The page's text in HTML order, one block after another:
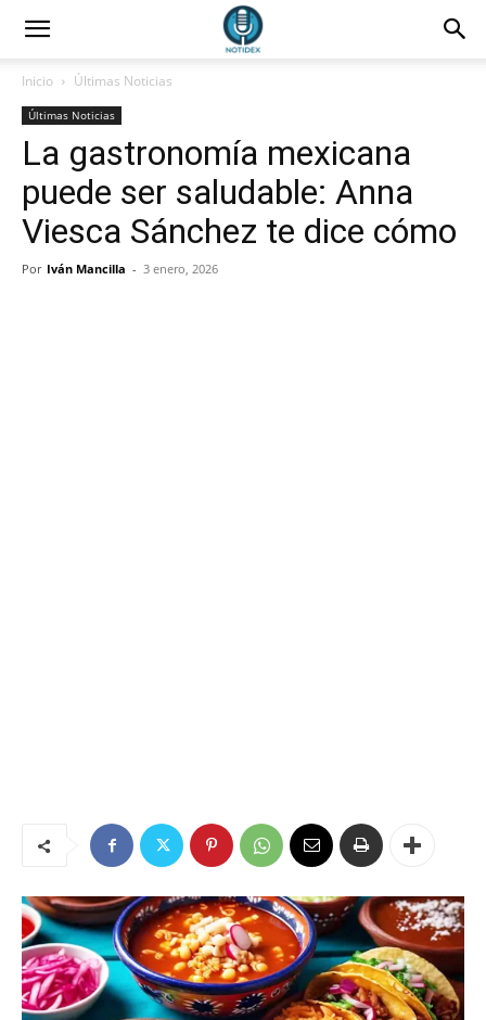
Inicio Últimas Noticias
Últimas Noticias
La gastronomía mexicana
puede ser saludable: Anna
Viesca Sánchez te dice cómo
Por Iván Mancilla - 3 enero, 2026